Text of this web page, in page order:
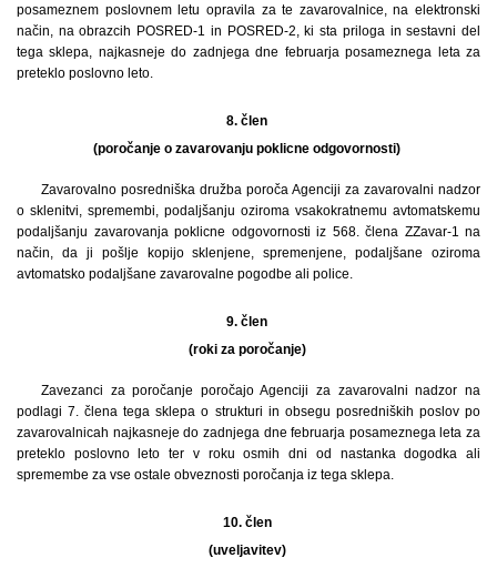
posameznem poslovnem letu opravila za te zavarovalnice, na elektronski
način, na obrazcih POSRED-1 in POSRED-2, ki sta priloga in sestavni del
tega sklepa, najkasneje do zadnjega dne februarja posameznega leta za
preteklo poslovno leto.
8. člen
(poročanje o zavarovanju poklicne odgovornosti)
Zavarovalno posredniška družba poroča Agenciji za zavarovalni nadzor
o sklenitvi, spremembi, podaljšanju oziroma vsakokratnemu avtomatskemu
podaljšanju zavarovanja poklicne odgovornosti iz 568. člena ZZavar-1 na
način, da ji pošlje kopijo sklenjene, spremenjene, podaljšane oziroma
avtomatsko podaljšane zavarovalne pogodbe ali police.
9. člen
(roki za poročanje)
Zavezanci za poročanje poročajo Agenciji za zavarovalni nadzor na
podlagi 7. člena tega sklepa o strukturi in obsegu posredniških poslov po
zavarovalnicah najkasneje do zadnjega dne februarja posameznega leta za
preteklo poslovno leto ter v roku osmih dni od nastanka dogodka ali
spremembe za vse ostale obveznosti poročanja iz tega sklepa.
10. člen
(uveljavitev)